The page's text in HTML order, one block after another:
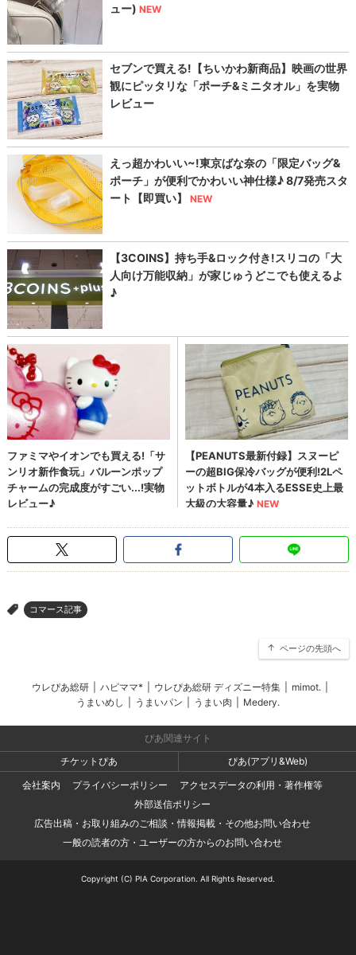
> コマース記事
ページの先頭へ
ウレぴあ総研 ハピママ* ウレぴあ総研 ディズニー特集 mimot.
うまいめし
うまいパン うまい肉 Medery.
ぴあ関連サイト
チケットぴあ
ぴあ(アプリ&Web)
会社案内
プライバシーポリシー
アクセスデータの利用・著作権等
外部送信ポリシー
広告出稿・お取り組みのご相談・情報掲載・その他お問い合わせ
一般の読者の方・ユーザーの方からのお問い合わせ
Copyright (C) PIA Corporation. All Rights Reserved.